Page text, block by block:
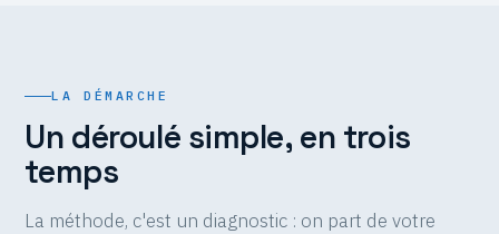
LA DÉMARCHE
Un déroulé simple, en trois
temps
La méthode, c'est un diagnostic : on part de votre